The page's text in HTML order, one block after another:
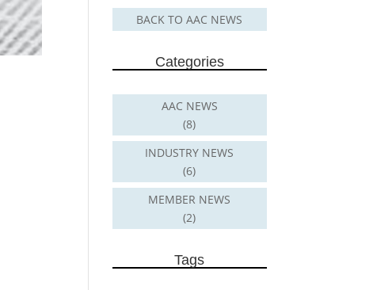
BACK TO AAC NEWS
Categories
AAC NEWS
(8)
INDUSTRY NEWS
(6)
MEMBER NEWS
(2)
Tags